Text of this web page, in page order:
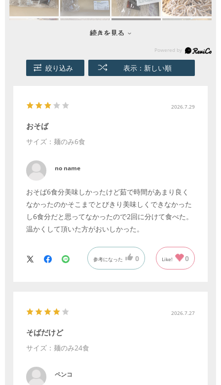
続きを見る
絞り込み 表示：新しい順
2026.7.29
おそば
サイズ：麺のみ6食
no name
おそば6食分美味しかったけど茹で時間があまり良く
なかったのかそこまでとびきり美味しくできなかった
し6食分だと思ってなかったので2回に分けて食べた。
温かくして頂いた方がおいしかった。
参考になった 0 Like! 0
2026.7.27
そばだけど
サイズ：麺のみ24食
ペンコ